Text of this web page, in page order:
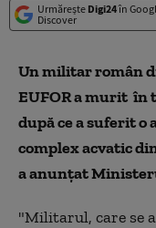
Urmărește Digi24în
Discover
Un militar român
EUFOR a murit în
după ce a suferit
complex acvatic
a anunțat
"Militarul, care se